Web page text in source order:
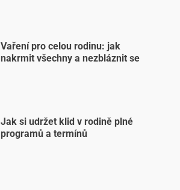
Vaření pro celou rodinu: jak
nakrmit všechny a nezbláznit se
Jak si udržet klid v rodině plné
programů a termínů